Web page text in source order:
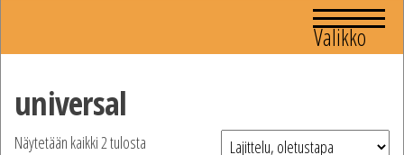
Valikko
universal
Näytetään kaikki 2 tulosta